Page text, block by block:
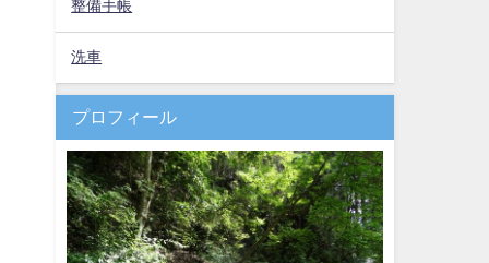
整備手帳
洗車
プロフィール